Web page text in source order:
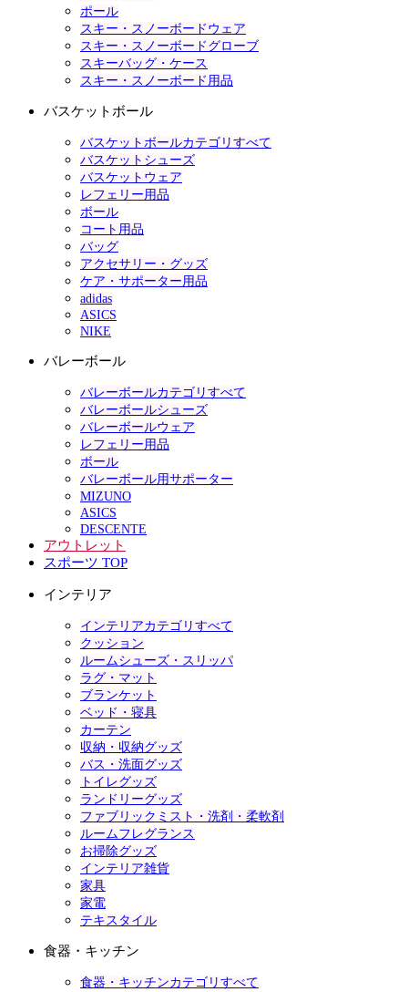
ポール
スキー・スノーボードウェア
スキー・スノーボードグローブ
スキーバッグ・ケース
スキー・スノーボード用品
バスケットボール
バスケットボールカテゴリすべて
バスケットシューズ
バスケットウェア
レフェリー用品
ボール
コート用品
バッグ
アクセサリー・グッズ
ケア・サポーター用品
adidas
ASICS
NIKE
バレーボール
バレーボールカテゴリすべて
バレーボールシューズ
バレーボールウェア
レフェリー用品
ボール
バレーボール用サポーター
MIZUNO
ASICS
DESCENTE
アウトレット
スポーツ TOP
インテリア
インテリアカテゴリすべて
クッション
ルームシューズ・スリッパ
ラグ・マット
ブランケット
ベッド・寝具
カーテン
収納・収納グッズ
バス・洗面グッズ
トイレグッズ
ランドリーグッズ
ファブリックミスト・洗剤・柔軟剤
ルームフレグランス
お掃除グッズ
インテリア雑貨
家具
家電
テキスタイル
食器・キッチン
食器・キッチンカテゴリすべて